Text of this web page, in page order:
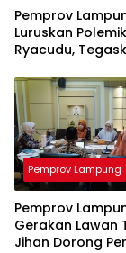
Pemprov
Luruskan
Ryacudu,
Aset Provinsi
Pemprov Lampung
Pemprov
Gerakan Lawan
Jihan Dorong